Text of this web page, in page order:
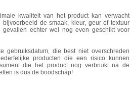
kwaliteit van het product kan verwacht
de smaak, kleur, geur of textuur
echter wel nog even geschikt voor
gebruiksdatum, die best niet overschreden
producten die een risico kunnen
die het product nog verbruikt na de
is dus de boodschap!